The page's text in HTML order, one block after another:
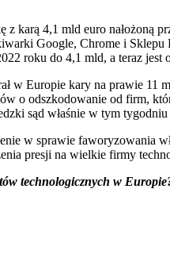
z karą 4,1 mld euro
Google, Chrome i
roku do 4,1 mld, a teraz jest
w Europie kary na prawie
o odszkodowanie od firm,
sąd właśnie w tym
w sprawie faworyzowania
presji na wielkie firmy
technologicznych w